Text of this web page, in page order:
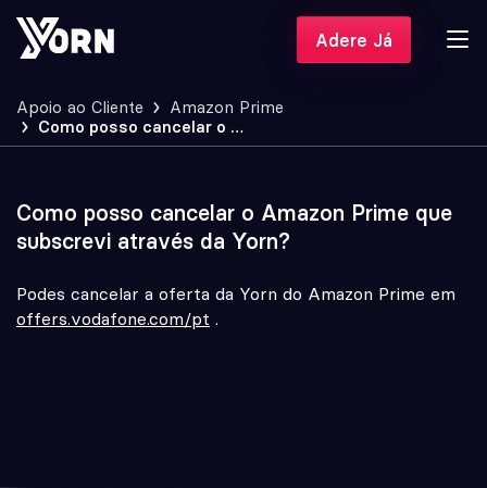
Adere Já
Apoio ao Cliente
Amazon Prime
Como posso cancelar o Amazon Prime que subscrevi através da Yorn?
Como posso cancelar o Amazon Prime que
subscrevi através da Yorn?
Podes cancelar a oferta da Yorn do Amazon Prime em
offers.vodafone.com/pt .